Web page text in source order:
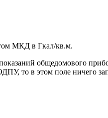
МКД в Гкал/кв.м.
показаний общедомового
то в этом поле ничего